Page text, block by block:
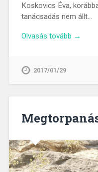
Koskovics Éva,
tanácsadás nem állt…
Olvasás tovább →
2017/01/29